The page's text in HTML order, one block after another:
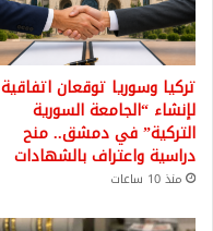
تركيا وسوريا توقعان اتفاقية
لإنشاء “الجامعة السورية
التركية” في دمشق.. منح
دراسية واعتراف بالشهادات
منذ 10 ساعات